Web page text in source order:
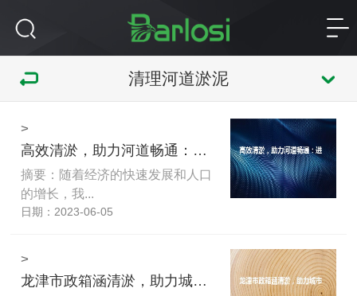
清理河道淤泥
>
高效清淤，助力河道畅通：进口河道清淤设备
摘要：随着经济的快速发展和人口
的增长，我...
日期：2023-06-05
>
龙津市政箱涵清淤，助力城市排水畅通